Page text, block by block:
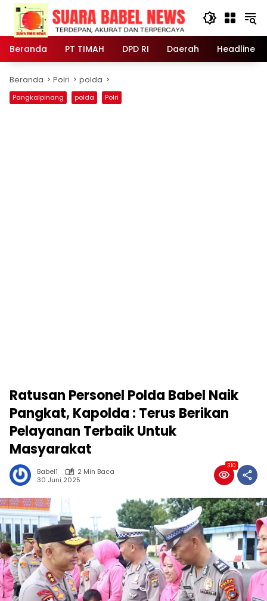
Langsung
konten
Beranda
PT TIMAH DPD RI Daerah Headline
Beranda Polri polda
Pangkalpinang polda Polri
Ratusan Personel Polda Babel Naik
Pangkat, Kapolda : Terus Berikan
Pelayanan Terbaik Untuk
Masyarakat
Babel1
2 Min Baca
30 Juni 2025
310